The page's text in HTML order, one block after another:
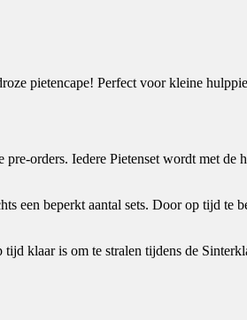
pietencape! Perfect voor kleine
orders. Iedere Pietenset wordt met
een beperkt aantal sets. Door op tijd
klaar is om te stralen tijdens de